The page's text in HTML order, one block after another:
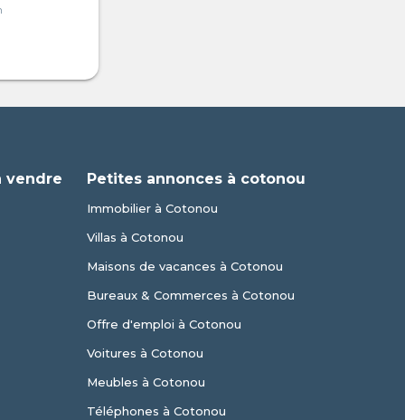
vendre Petites annonces à cotonou
Immobilier à Cotonou
Villas à Cotonou
Maisons de vacances à Cotonou
Bureaux & Commerces à Cotonou
Offre d'emploi à Cotonou
Voitures à Cotonou
Meubles à Cotonou
Téléphones à Cotonou